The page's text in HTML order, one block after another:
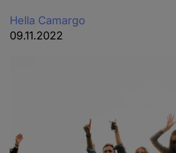
Hella Camargo
09.11.2022